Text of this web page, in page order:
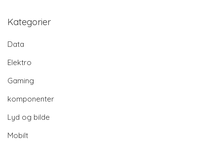
Kategorier
Data
Elektro
Gaming
komponenter
Lyd og bilde
Mobilt